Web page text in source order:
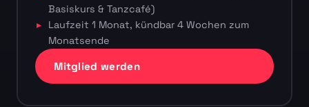
Basiskurs & Tanzcafé)
Laufzeit 1 Monat, kündbar 4 Wochen zum
Monatsende
Mitglied werden